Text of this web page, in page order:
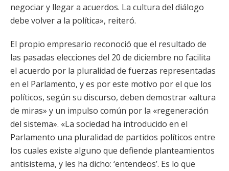
negociar y llegar a acuerdos. La cultura del diálogo
debe volver a la política», reiteró.
El propio empresario reconoció que el resultado de
las pasadas elecciones del 20 de diciembre no facilita
el acuerdo por la pluralidad de fuerzas representadas
en el Parlamento, y es por este motivo por el que los
políticos, según su discurso, deben demostrar «altura
de miras» y un impulso común por la «regeneración
del sistema». «La sociedad ha introducido en el
Parlamento una pluralidad de partidos políticos entre
los cuales existe alguno que defiende planteamientos
antisistema, y les ha dicho: ‘entendeos’. Es lo que